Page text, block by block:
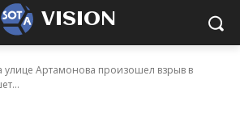
VISION
улице Артамонова произошел взрыв в